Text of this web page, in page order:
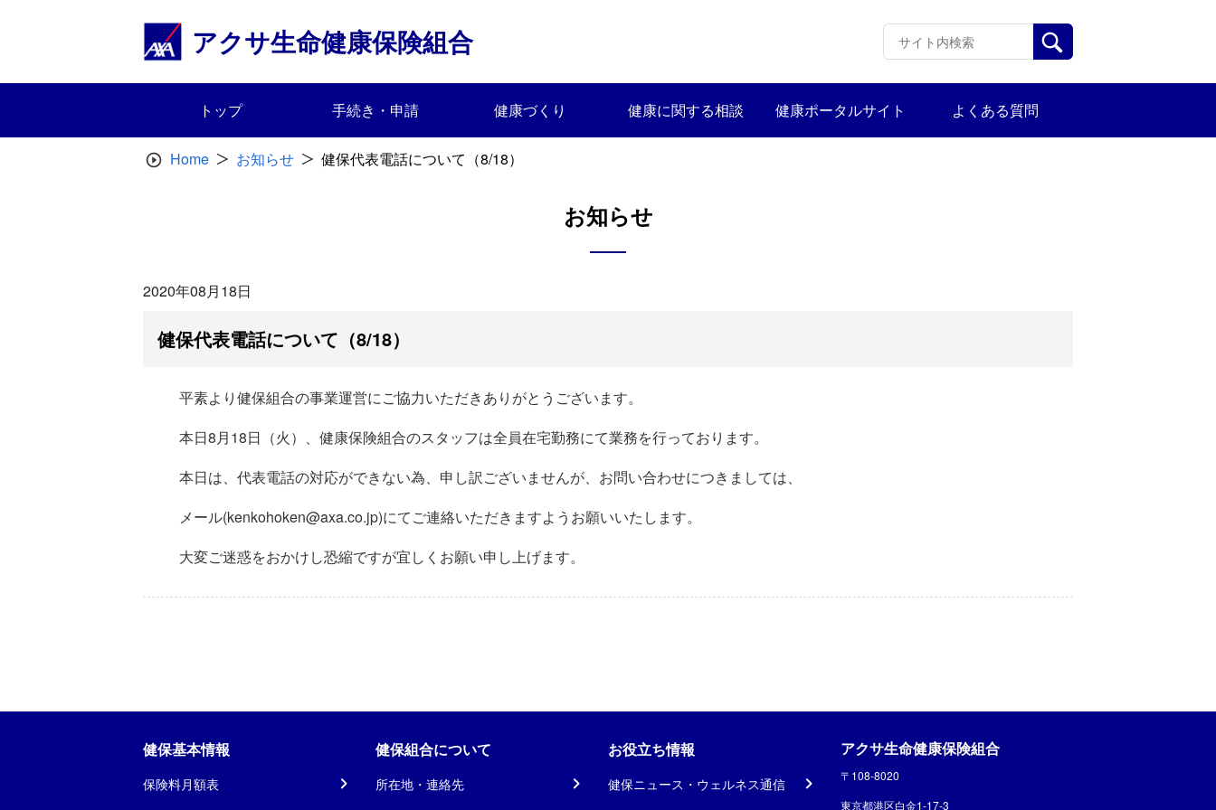
アクサ生命健康保険組合
トップ 手続き・申請 健康づくり 健康に関する相談 健康ポータルサイト よくある質問
Home お知らせ 健保代表電話について（8/18）
お知らせ
2020年08月18日
健保代表電話について（8/18）
平素より健保組合の事業運営にご協力いただきありがとうございます。
本日8月18日（火）、健康保険組合のスタッフは全員在宅勤務にて業務を行っております。
本日は、代表電話の対応ができない為、申し訳ございませんが、お問い合わせにつきましては、
メール(kenkohoken@axa.co.jp)にてご連絡いただきますようお願いいたします。
大変ご迷惑をおかけし恐縮ですが宜しくお願い申し上げます。
健保基本情報
保険料月額表
健保組合について
所在地・連絡先
お役立ち情報
健保ニュース・ウェルネス通信
アクサ生命健康保険組合
〒108-8020
東京都港区白金1-17-3